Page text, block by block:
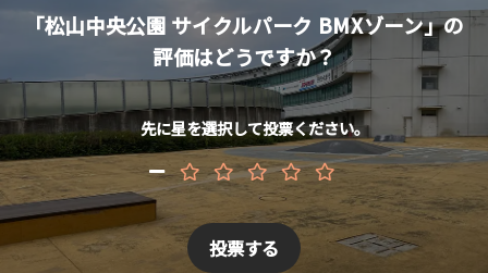
当サイトへメッセージなどございましたら
スパム防止のため「スケパ」と入力ください
「松山中央公園 サイクルパーク BMXゾーン」の
評価はどうですか？
先に星を選択して投票ください。